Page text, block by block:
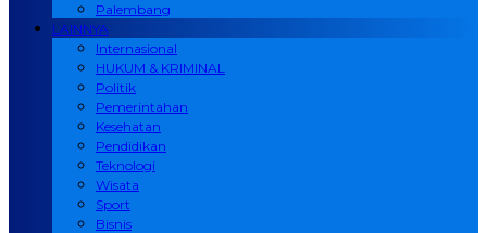
Palembang
LAINNYA
Internasional
HUKUM & KRIMINAL
Politik
Pemerintahan
Kesehatan
Pendidikan
Teknologi
Wisata
Sport
Bisnis